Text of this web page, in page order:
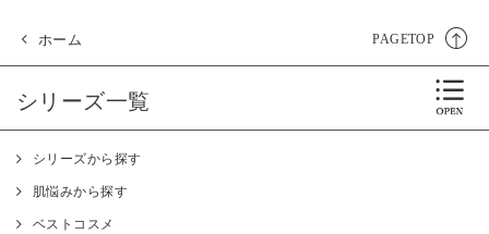
ホーム PAGETOP
シリーズ一覧
シリーズから探す
肌悩みから探す
ベストコスメ